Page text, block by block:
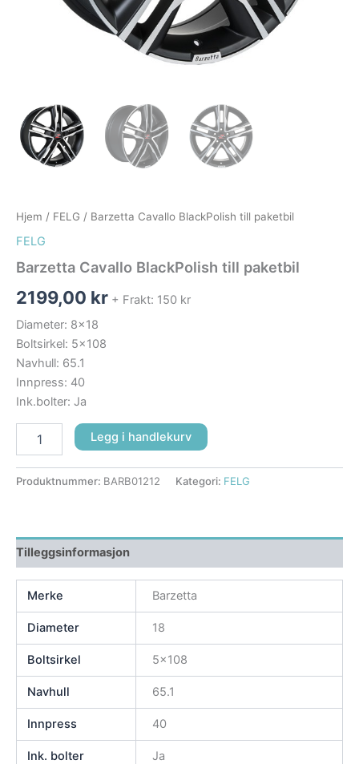
Hjem / FELG / Barzetta Cavallo BlackPolish till paketbil
FELG
Barzetta Cavallo BlackPolish till paketbil
2199,00 kr + Frakt: 150 kr
Diameter: 8×18
Boltsirkel: 5×108
Navhull: 65.1
Innpress: 40
Ink.bolter: Ja
Legg i handlekurv
Produktnummer: BARB01212 Kategori: FELG
Tilleggsinformasjon
Merke Barzetta
Diameter 18
Boltsirkel 5×108
Navhull 65.1
Innpress 40
Ink. bolter Ja